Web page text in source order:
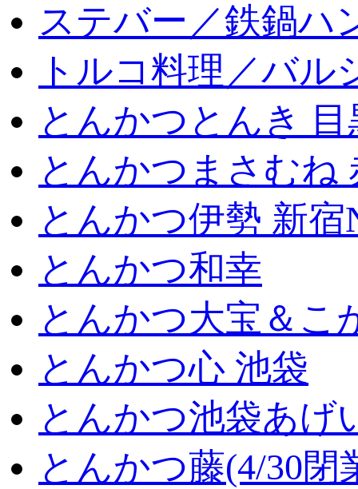
ステバー／鉄鍋ハ
トルコ料理／バル
とんかつとんき
とんかつまさむね
とんかつ伊勢 新宿
とんかつ和幸
とんかつ大宝＆こ
とんかつ心 池袋
とんかつ池袋あげ
とんかつ藤(4/30閉